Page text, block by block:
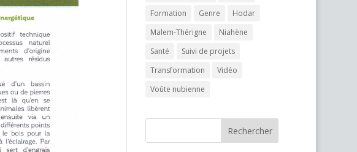
Formation
Genre
Hodar
Malem-Thérigne
Niahène
Santé
Suivi de projets
Transformation
Vidéo
Voûte nubienne